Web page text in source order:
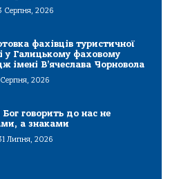
Серпня, 2026
фахівців туристичної
у Галицькому фаховому
імені В’ячеслава Чорновола
Серпня, 2026
Бог говорить до нас не
а знаками
Липня, 2026